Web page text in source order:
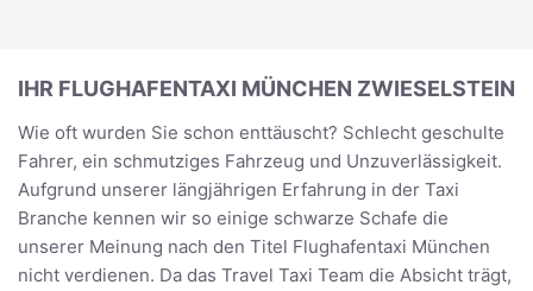
IHR FLUGHAFENTAXI MÜNCHEN ZWIESELSTEIN
Wie oft wurden Sie schon enttäuscht? Schlecht geschulte
Fahrer, ein schmutziges Fahrzeug und Unzuverlässigkeit.
Aufgrund unserer längjährigen Erfahrung in der Taxi
Branche kennen wir so einige schwarze Schafe die
unserer Meinung nach den Titel Flughafentaxi München
nicht verdienen. Da das Travel Taxi Team die Absicht trägt,